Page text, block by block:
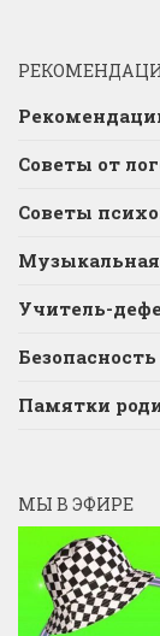
Советы от
Советы
Музыкальная
Учитель-
Памятки
МЫ В ЭФИРЕ